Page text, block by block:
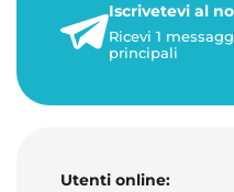
1 minuto di letturaIscrivetevi al
Ricevi 1
principali
Utenti online: